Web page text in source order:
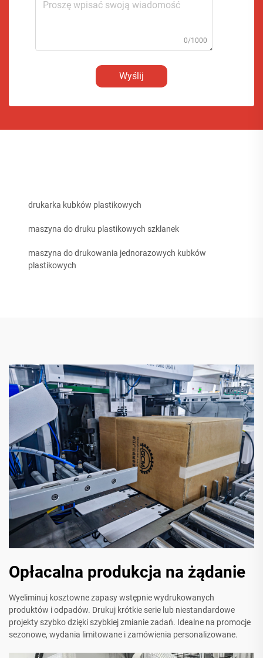
0/1000
Wyślij
drukarka kubków plastikowych
maszyna do druku plastikowych szklanek
maszyna do drukowania jednorazowych kubków
plastikowych
Opłacalna produkcja na żądanie
Wyeliminuj kosztowne zapasy wstępnie wydrukowanych
produktów i odpadów. Drukuj krótkie serie lub niestandardowe
projekty szybko dzięki szybkiej zmianie zadań. Idealne na promocje
sezonowe, wydania limitowane i zamówienia personalizowane.